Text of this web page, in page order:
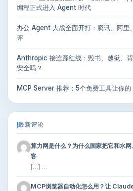
编程正式进入 Agent 时代
办公 Agent 大战全面开打：腾讯、阿里
评
Anthropic 接连踩红线：毁书、越狱、
安全吗？
MCP Server 推荐：5个免费工具让你
最新评论
算力网是什么？为什么国家把它和水
客
[…] …
MCP浏览器自动化怎么用？让